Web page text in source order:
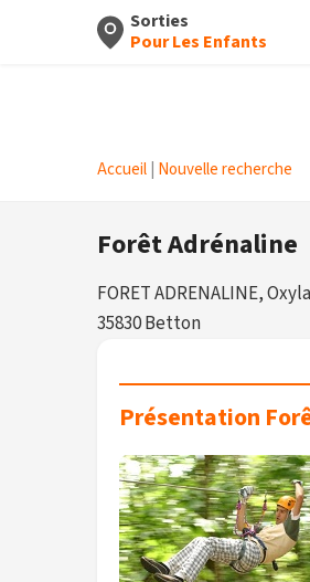
Sorties
Pour Les Enfants
Accueil Nouvelle recherche
Forêt Adrénaline
FORET ADRENALINE,
35830 Betton
Présentation